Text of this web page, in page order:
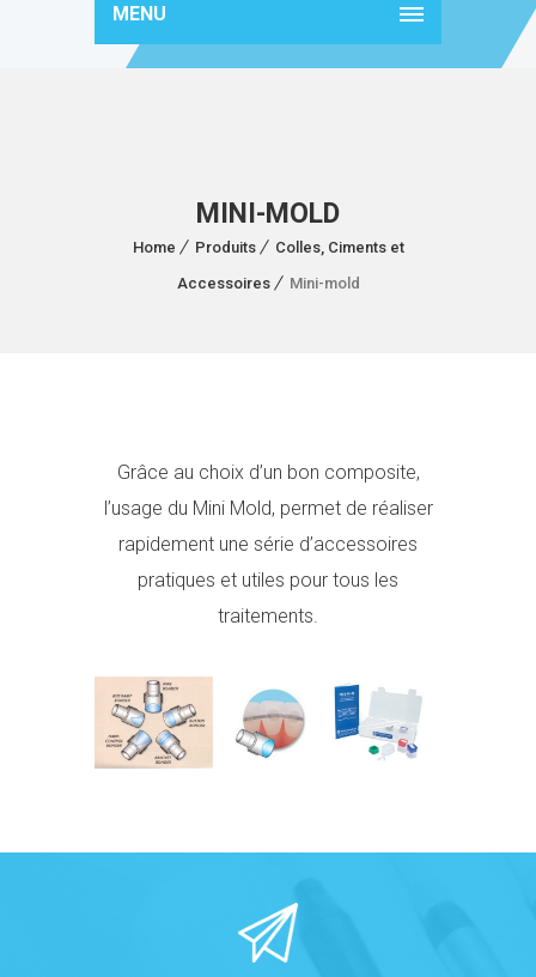
MENU
MINI-MOLD
Home Produits
Colles, Ciments et
Accessoires
Mini-mold
Grâce au choix d’un bon composite,
l’usage du Mini Mold, permet de réaliser
rapidement une série d’accessoires
pratiques et utiles pour tous les
traitements.